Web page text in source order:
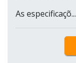
As especificaçõ...